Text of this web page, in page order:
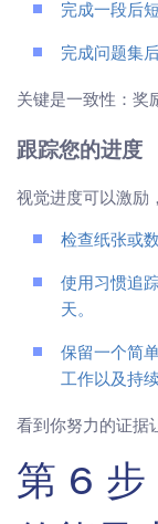
完成一段后
完成问题集
关键是一致性：奖
跟踪您的进度
视觉进度可以激励
检查纸张或
使用习惯追
天。
保留一个简
工作以及持
看到你努力的证据
第 6 步